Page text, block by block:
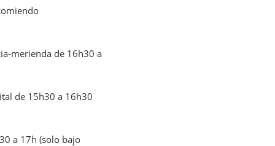
merienda de 16h30 a
de 15h30 a 16h30
a 17h (solo bajo